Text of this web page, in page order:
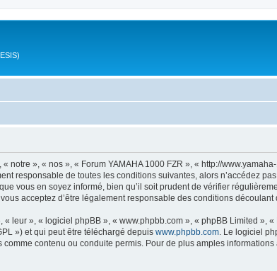
notre », « nos », « Forum YAMAHA 1000 FZR », « http://
responsable de toutes les conditions suivantes, alors n’accédez
vous en soyez informé, bien qu’il soit prudent de vérifier
acceptez d’être légalement responsable des conditions
leur », « logiciel phpBB », « www.phpbb.com », « phpBB Limited »,
») et qui peut être téléchargé depuis www.phpbb.com . Le logiciel
contenu ou conduite permis. Pour de plus amples